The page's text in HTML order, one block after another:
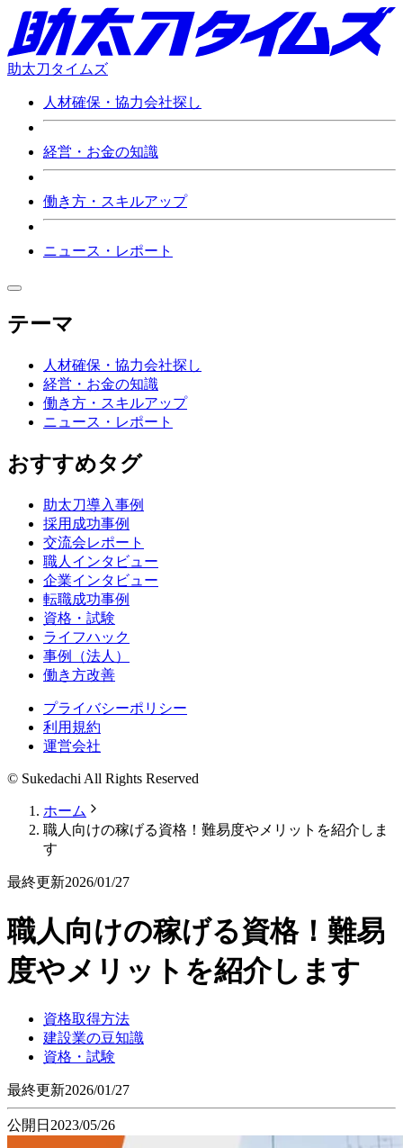
助太刀タイムズ
人材確保・協力会社探し
経営・お金の知識
働き方・スキルアップ
ニュース・レポート
テーマ
人材確保・協力会社探し
経営・お金の知識
働き方・スキルアップ
ニュース・レポート
おすすめタグ
助太刀導入事例
採用成功事例
交流会レポート
職人インタビュー
企業インタビュー
転職成功事例
資格・試験
ライフハック
事例（法人）
働き方改善
プライバシーポリシー
利用規約
運営会社
© Sukedachi All Rights Reserved
ホーム
職人向けの稼げる資格！難易度やメリットを紹介しま
す
最終更新2026/01/27
職人向けの稼げる資格！難易
度やメリットを紹介します
資格取得方法
建設業の豆知識
資格・試験
最終更新2026/01/27
公開日 2023/05/26